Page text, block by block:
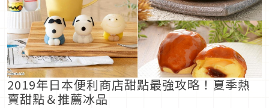
2019年日本便利商店甜點最強攻略！夏季熱
賣甜點＆推薦冰品